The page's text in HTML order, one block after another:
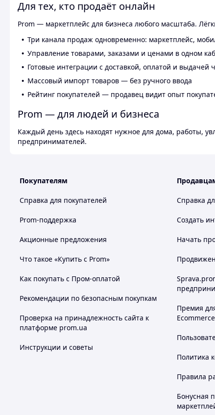
Для тех, кто продаёт онлайн
Prom — маркетплейс для бизнеса любого масштаба.
Три канала продаж одновременно: маркетплейс,
Управление товарами, заказами и ценами в одном
Готовые интеграции с доставкой, оплатой и выдачей
Массовый импорт товаров — без ручного ввода
Рейтинг покупателей — продавец видит опыт
Prom — для людей и бизнеса
Каждый день здесь находят нужное для дома, работы,
предпринимателей.
Покупателям
Справка для покупателей
Prom-поддержка
Акционные предложения
Что такое «Купить с Prom»
Как покупать с Пром-оплатой
Рекомендации по безопасным покупкам
Проверка на принадлежность сайта к
платформе prom.ua
Инструкции и советы
Справка
Создать
Начать
Премия
Политика
Правила
Бонусная